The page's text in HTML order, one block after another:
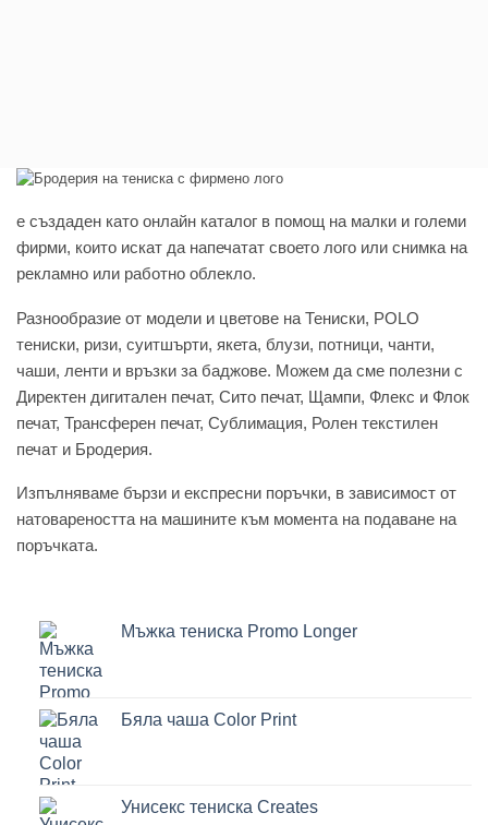
e създаден като онлайн каталог в помощ на малки и големи
фирми, които искат да напечатат своето лого или снимка на
рекламно или работно облекло.
Разнообразие от модели и цветове на Тениски, POLO
тениски, ризи, суитшърти, якета, блузи, потници, чанти,
чаши, ленти и връзки за баджове. Можем да сме полезни с
Директен дигитален печат, Сито печат, Щампи, Флекс и Флок
печат, Трансферен печат, Сублимация, Ролен текстилен
печат и Бродерия.
Изпълняваме бързи и експресни поръчки, в зависимост от
натовареността на машините към момента на подаване на
поръчката.
Мъжка тениска Promo Longer
Бяла чаша Color Print
Унисекс тениска Creates